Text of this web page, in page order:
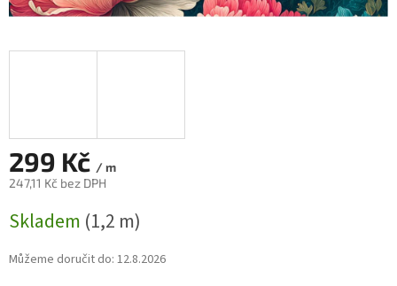
299 Kč / m
247,11 Kč bez DPH
cena:
Skladem (1,2 m)
Můžeme doručit do: 12.8.2026